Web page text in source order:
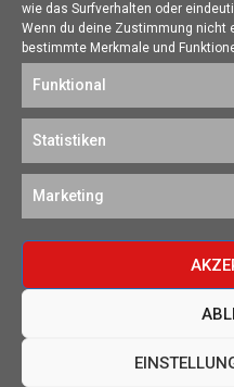
wie das Surfverhalten oder
Wenn du deine Zustimmung nicht
bestimmte Merkmale und
Funktional
Statistiken
Marketing
Die Seite skotschir.de
gegründet. Unser Ziel ist es,